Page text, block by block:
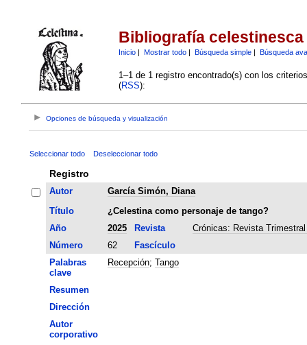
Bibliografía celestinesca
Inicio| Mostrar todo| Búsqueda simple| Búsqueda
1–1 de 1 registro encontrado(s) con los
(RSS):
Opciones de búsqueda y visualización
Seleccionar todo Deseleccionar todo
Registro
Autor
García Simón, Diana
Título
¿Celestina como personaje de tango?
Año
2025 Revista
Crónicas: Revista
Número
62
Fascículo
Palabras
clave
Recepción; Tango
Resumen
Dirección
Autor
corporativo